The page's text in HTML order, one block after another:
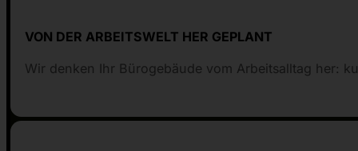
VON DER ARBEITSWELT HER GEPLANT
Wir denken Ihr Bürogebäude vom Arbeitsalltag her: